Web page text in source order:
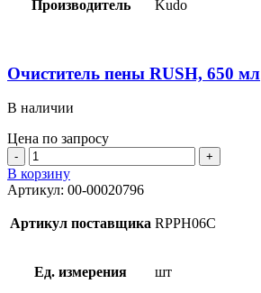
Производитель Kudo
Очиститель пены RUSH, 650 мл
В наличии
Цена по запросу
Количество
товара
Очиститель
пены
RUSH,
В корзину
Артикул: 00-00020796
Артикул поставщика RPPH06C
Ед. измерения шт